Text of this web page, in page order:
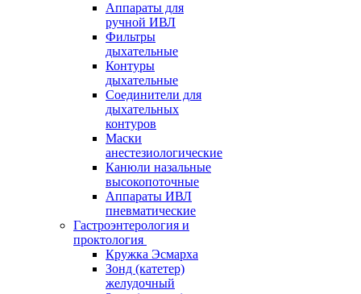
Аппараты для
ручной ИВЛ
Фильтры
дыхательные
Контуры
дыхательные
Соединители для
дыхательных
контуров
Маски
анестезиологические
Канюли назальные
высокопоточные
Аппараты ИВЛ
пневматические
Гастроэнтерология и
проктология
Кружка Эсмарха
Зонд (катетер)
желудочный